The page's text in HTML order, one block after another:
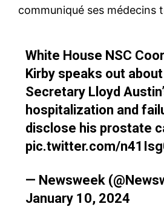
communiqué ses médecins
White House NSC
Kirby speaks out
Secretary Lloyd
hospitalization and
disclose his prostate
pic.twitter.com/
— Newsweek
January 10, 2024